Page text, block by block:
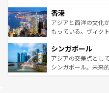
とつ。フォーやバイ
ひ現地で味わいたい
が旅行者を迎えてく
参照してほしい。
の活気が交差してい
帯で自然と触れ合い
いビーチでリゾート
激する。気候は一年
が待っている。親し
た文化、そして多様
香港
アジアと西洋の文化
もっている。ヴィク
み、どこを訪れても
ており、効率よく見
うな絶景から文化的
シンガポール
アジアの交差点とし
シンガポール。未来